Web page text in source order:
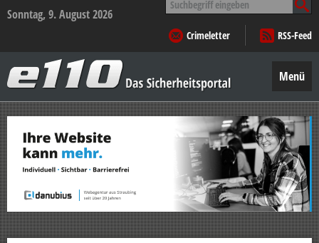
Sonntag, 9. August 2026
nach:
Crimeletter
RSS-Feed
–
Das
Sicherheitsportal
Menü
Zum
Inhalt
springen